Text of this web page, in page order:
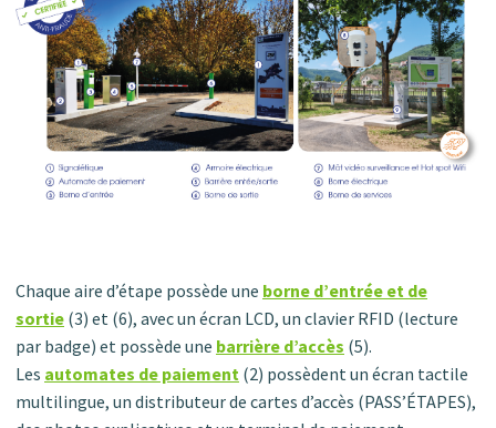
Chaque aire d’étape possède une borne d’entrée et de
sortie (3) et (6), avec un écran LCD, un clavier RFID (lecture
par badge) et possède une barrière d’accès (5).
Les automates de paiement (2) possèdent un écran tactile
multilingue, un distributeur de cartes d’accès (PASS’ÉTAPES),